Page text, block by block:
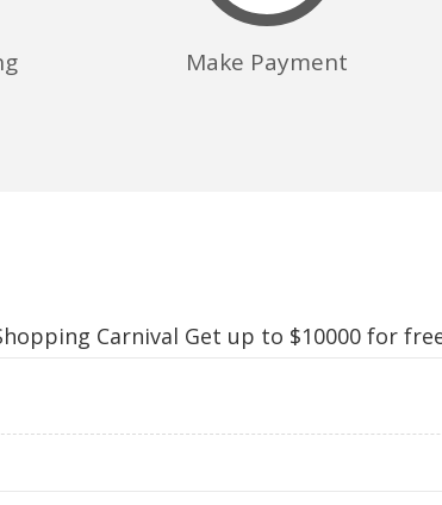
Make Payment
Carnival Get up to $10000 for free